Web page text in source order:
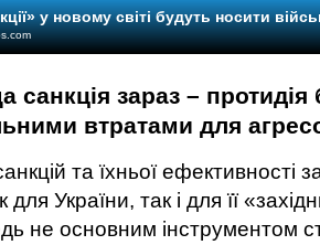
у новому світі будуть носити
санкція зараз – протидія
втратами для
та їхньої ефективності
України, так і для її
не основним інструментом